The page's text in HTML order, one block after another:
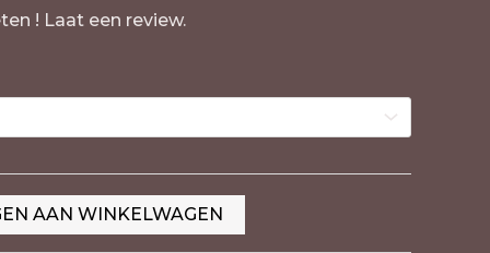
! Laat een review.
AAN WINKELWAGEN